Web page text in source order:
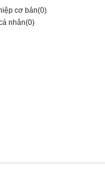
cơ bản(0)
nhân(0)